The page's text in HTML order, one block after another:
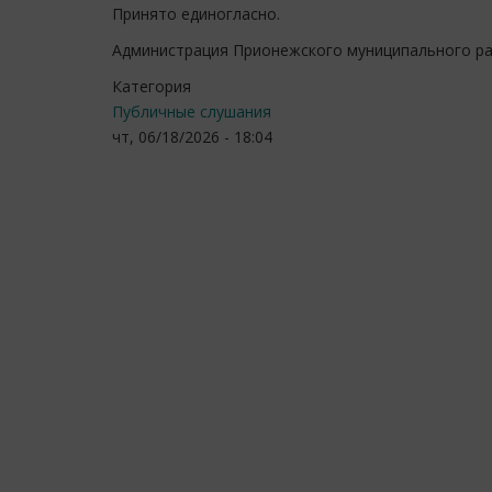
Принято единогласно.
Администрация Прионежского муниципального
Категория
Публичные слушания
чт, 06/18/2026 - 18:04